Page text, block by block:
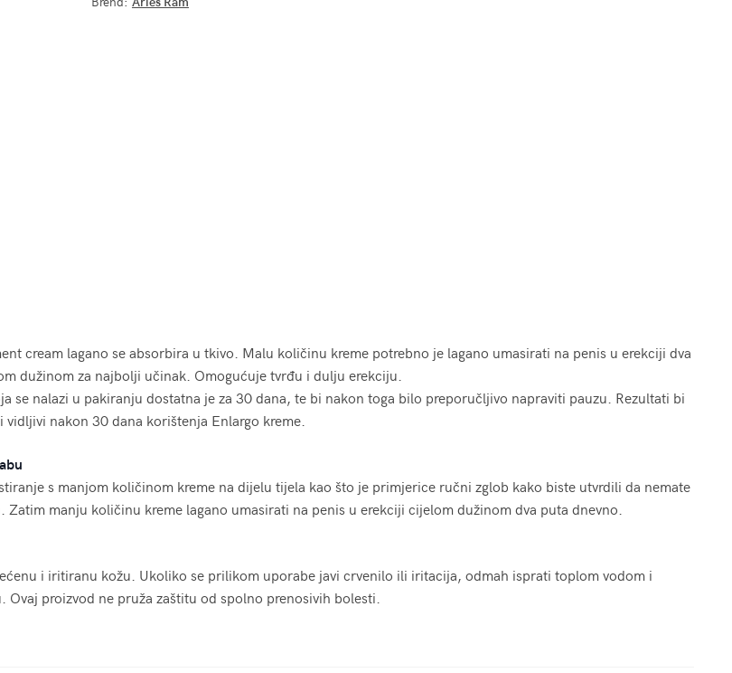
cream lagano se absorbira u tkivo. Malu količinu kreme potrebno je lagano umasirati na penis u erekciji dva
dužinom za najbolji učinak. Omogućuje tvrđu i dulju erekciju.
se nalazi u pakiranju dostatna je za 30 dana, te bi nakon toga bilo preporučljivo napraviti pauzu. Rezultati bi
nakon 30 dana korištenja Enlargo kreme.
s manjom količinom kreme na dijelu tijela kao što je primjerice ručni zglob kako biste utvrdili da nemate
Zatim manju količinu kreme lagano umasirati na penis u erekciji cijelom dužinom dva puta dnevno.
i iritiranu kožu. Ukoliko se prilikom uporabe javi crvenilo ili iritacija, odmah isprati toplom vodom i
Ovaj proizvod ne pruža zaštitu od spolno prenosivih bolesti.